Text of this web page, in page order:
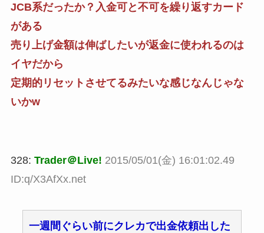
JCB系だったか？入金可と不可を繰り返すカード
がある
売り上げ金額は伸ばしたいが返金に使われるのは
イヤだから
定期的リセットさせてるみたいな感じなんじゃな
いかw
328: Trader＠Live! 2015/05/01(金) 16:01:02.49
ID:q/X3AfXx.net
一週間ぐらい前にクレカで出金依頼出した